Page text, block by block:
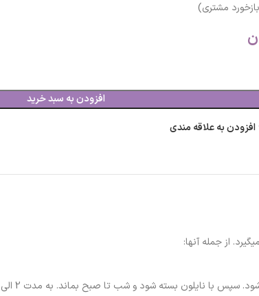
مشتری)
افزودن به سبد خرید
افزودن به علاقه مندی
از جمله آنها:
شود و شب تا صبح بماند. به مدت 2 الی 3 هفته این کار تکرار شود.)